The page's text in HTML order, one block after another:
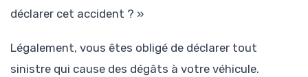
déclarer cet accident ? »
Légalement, vous êtes obligé de déclarer tout
sinistre qui cause des dégâts à votre véhicule.